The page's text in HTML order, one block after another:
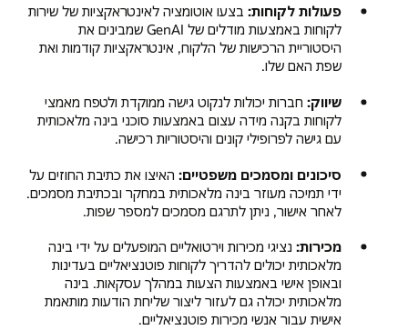
פעולות לקוחות: בצעו אוטומציה לאינטראקציות של שירות
לקוחות באמצעות מודלים של GenAI שמבינים את
היסטוריית הרכישות של הלקוח, אינטראקציות קודמות ואת
שפת האם שלו.
שיווק: חברות יכולות לנקוט גישה ממוקדת ולטפח מאמצי
לקוחות בקנה מידה עצום באמצעות סוכני בינה מלאכותית
עם גישה לפרופילי קונים והיסטוריות רכישה.
סיכונים ומסמכים משפטיים: האיצו את כתיבת החוזים על
ידי תמיכה מעוזר בינה מלאכותית במחקר ובכתיבת מסמכים.
לאחר אישור, ניתן לתרגם מסמכים למספר שפות.
מכירות: נציגי מכירות וירטואליים המופעלים על ידי בינה
מלאכותית יכולים להדריך לקוחות פוטנציאליים בעדינות
ובאופן אישי באמצעות הצעות במהלך עסקאות. בינה
מלאכותית יכולה גם לעזור ליצור שליחת הודעות מותאמת
אישית עבור אנשי מכירות פוטנציאליים.